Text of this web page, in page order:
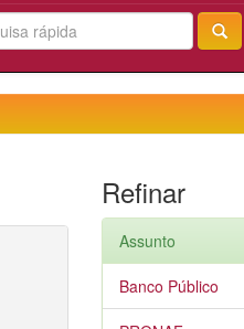
Refinar
Assunto
Banco Público